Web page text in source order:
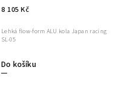
8 105 Kč
Do košíku
Lehká flow-form ALU kola Japan racing
SL-05